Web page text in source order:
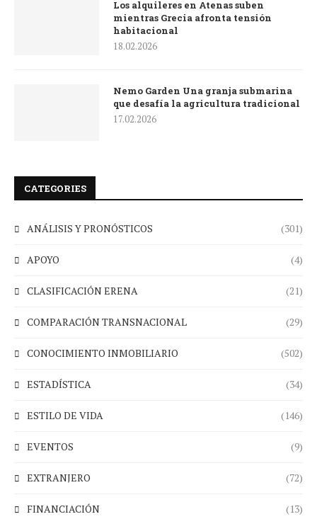
Los alquileres en Atenas suben
mientras Grecia afronta tensión
habitacional
18.02.2026
Nemo Garden Una granja submarina
que desafía la agricultura tradicional
17.02.2026
CATEGORIES
ANÁLISIS Y PRONÓSTICOS (301)
APOYO (4)
CLASIFICACIÓN ERENA (21)
COMPARACIÓN TRANSNACIONAL (29)
CONOCIMIENTO INMOBILIARIO (502)
ESTADÍSTICA (34)
ESTILO DE VIDA (146)
EVENTOS (9)
EXTRANJERO (72)
FINANCIACIÓN (13)